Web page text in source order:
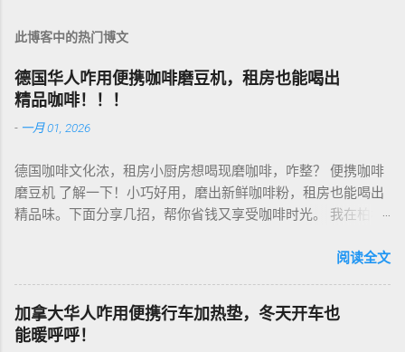
此博客中的热门博文
德国华人咋用便携咖啡磨豆机，租房也能喝出
精品咖啡！！！
- 一月 01, 2026
德国咖啡文化浓，租房小厨房想喝现磨咖啡，咋整？ 便携咖啡
磨豆机 了解一下！小巧好用，磨出新鲜咖啡粉，租房也能喝出
精品味。下面分享几招，帮你省钱又享受咖啡时光。 我在柏林
挑磨豆机看磨芯，陶瓷的耐用不发热，像Hario、Porlex这些牌
邻居可能嫌吵…… 磨豆有讲究。粗磨适合法压壶，细磨适合意式
咖啡机，App上查磨豆粗细对照表，新手不翻车。我每周磨一
次，存密封罐，早上冲杯咖啡，香到飞起！德国超市咖啡豆
阅读全文
加拿大华人咋用便携行车加热垫，冬天开车也
能暖呼呼！